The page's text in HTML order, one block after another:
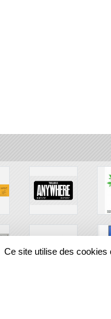
Ce site utilise des